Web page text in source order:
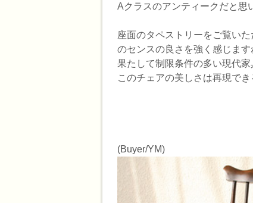
Aクラスのアンティークだと思
座面のタペストリーをご覧い
のセンスの良さを強く感じます
果たして制限条件の多い現代家
このチェアの美しさは再現でき
(Buyer/YM)